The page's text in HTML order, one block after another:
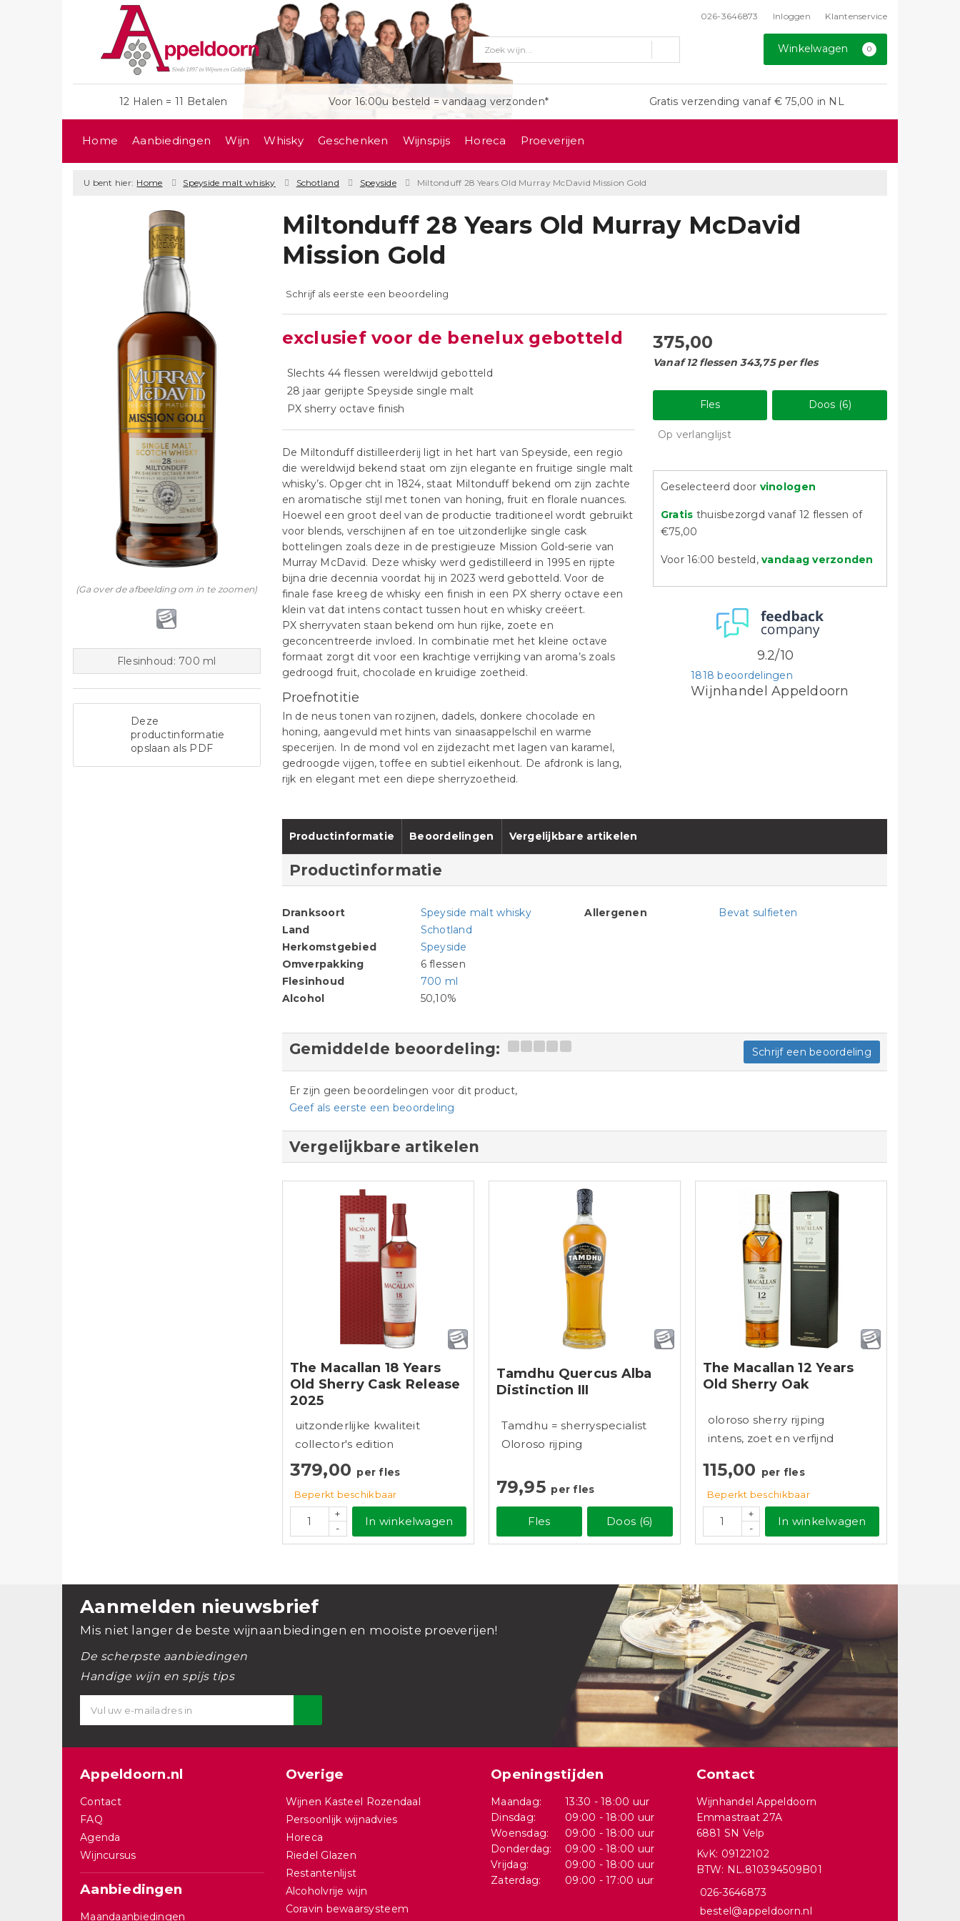
026-3646873 Inloggen Klantenservice
Winkelwagen 0
12 Halen = 11 Betalen Voor 16:00u besteld = vandaag verzonden* Gratis verzending vanaf € 75,00 in NL
Home Aanbiedingen Wijn Whisky Geschenken Wijnspijs Horeca Proeverijen
U bent hier: Home Speyside malt whisky Schotland Speyside Miltonduff 28 Years Old Murray McDavid Mission Gold
(Ga over de afbeelding om in te zoomen)
Flesinhoud: 700 ml
Deze
productinformatie
opslaan als PDF
Miltonduff 28 Years Old Murray McDavid
Mission Gold
Schrijf als eerste een beoordeling
exclusief voor de benelux gebotteld
Slechts 44 flessen wereldwijd gebotteld
28 jaar gerijpte Speyside single malt
PX sherry octave finish
De Miltonduff distilleerderij ligt in het hart van Speyside, een regio
die wereldwijd bekend staat om zijn elegante en fruitige single malt
whisky’s. Opgericht in 1824, staat Miltonduff bekend om zijn zachte
en aromatische stijl met tonen van honing, fruit en florale nuances.
Hoewel een groot deel van de productie traditioneel wordt gebruikt
voor blends, verschijnen af en toe uitzonderlijke single cask
bottelingen zoals deze in de prestigieuze Mission Gold-serie van
Murray McDavid. Deze whisky werd gedistilleerd in 1995 en rijpte
bijna drie decennia voordat hij in 2023 werd gebotteld. Voor de
finale fase kreeg de whisky een finish in een PX sherry octave een
klein vat dat intens contact tussen hout en whisky creëert.
PX sherryvaten staan bekend om hun rijke, zoete en
geconcentreerde invloed. In combinatie met het kleine octave
formaat zorgt dit voor een krachtige verrijking van aroma’s zoals
gedroogd fruit, chocolade en kruidige zoetheid.
Proefnotitie
In de neus tonen van rozijnen, dadels, donkere chocolade en
honing, aangevuld met hints van sinaasappelschil en warme
specerijen. In de mond vol en zijdezacht met lagen van karamel,
gedroogde vijgen, toffee en subtiel eikenhout. De afdronk is lang,
rijk en elegant met een diepe sherryzoetheid.
375,00
Vanaf 12 flessen 343,75 per fles
Fles Doos (6)
Op verlanglijst
Geselecteerd door vinologen
Gratis thuisbezorgd vanaf 12 flessen of
€75,00
Voor 16:00 besteld,vandaag verzonden
Wijnhandel Appeldoorn
1818 beoordelingen
9.2/10
Productinformatie Beoordelingen Vergelijkbare artikelen
Productinformatie
Dranksoort
Speyside malt whisky
Land
Schotland
Herkomstgebied
Speyside
Omverpakking
6 flessen
Flesinhoud
700 ml
Alcohol
50,10%
Allergenen Bevat sulfieten
Gemiddelde beoordeling: Schrijf een beoordeling
Er zijn geen beoordelingen voor dit product,
Geef als eerste een beoordeling
Vergelijkbare artikelen
The Macallan 18 Years
Old Sherry Cask Release
2025
uitzonderlijke kwaliteit
collector's edition
379,00 per fles
Beperkt beschikbaar
+
-
In winkelwagen
Tamdhu Quercus Alba
Distinction III
Tamdhu = sherryspecialist
Oloroso rijping
79,95 per fles
Fles Doos (6)
The Macallan 12 Years
Old Sherry Oak
oloroso sherry rijping
intens, zoet en verfijnd
115,00 per fles
Beperkt beschikbaar
+
-
In winkelwagen
Aanmelden nieuwsbrief
Mis niet langer de beste wijnaanbiedingen en mooiste proeverijen!
De scherpste aanbiedingen
Handige wijn en spijs tips
Appeldoorn.nl
Contact
FAQ
Agenda
Wijncursus
Aanbiedingen
Maandaanbiedingen
Overige
Wijnen Kasteel Rozendaal
Persoonlijk wijnadvies
Horeca
Riedel Glazen
Restantenlijst
Alcoholvrije wijn
Coravin bewaarsysteem
Openingstijden
Maandag:
13:30 - 18:00 uur
Dinsdag:
09:00 - 18:00 uur
Woensdag:
09:00 - 18:00 uur
Donderdag:
09:00 - 18:00 uur
Vrijdag:
09:00 - 18:00 uur
Zaterdag:
09:00 - 17:00 uur
Contact
Wijnhandel Appeldoorn
Emmastraat 27A
6881 SN Velp
KvK: 09122102
BTW: NL.810394509B01
026-3646873
bestel@appeldoorn.nl